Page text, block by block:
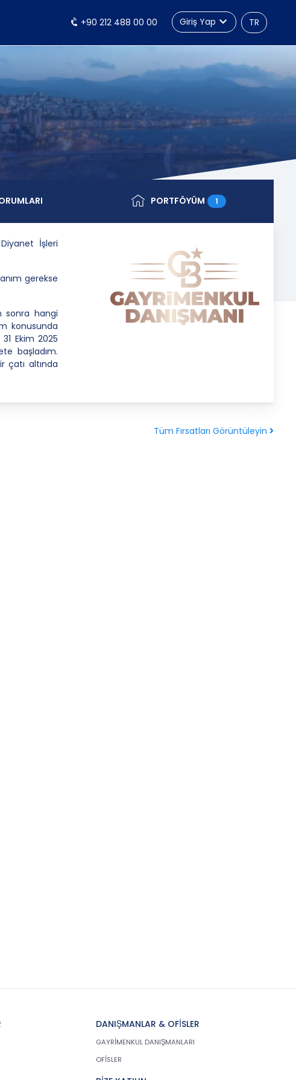
TR
+90 212 488 00 00 Giriş Yap
PORTFÖYÜM 1
İşleri
gerekse
sonra hangi
konusunda
Ekim 2025
başladım.
çatı altında
Tüm Fırsatları Görüntüleyin
DANIŞMANLAR & OFİSLER
GAYRİMENKUL DANIŞMANLARI
OFİSLER